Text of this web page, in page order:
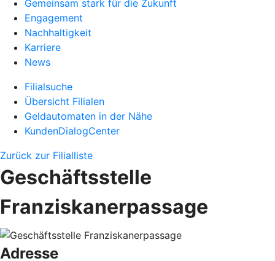
Gemeinsam stark für die Zukunft
Engagement
Nachhaltigkeit
Karriere
News
Filialsuche
Übersicht Filialen
Geldautomaten in der Nähe
KundenDialogCenter
Zurück zur Filialliste
Geschäftsstelle
Franziskanerpassage
Adresse